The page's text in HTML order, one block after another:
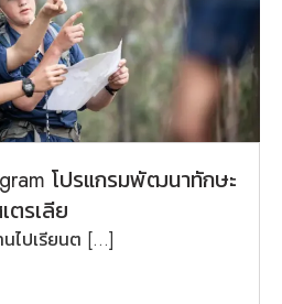
โปรแกรมพัฒนาทักษะ
ตรเลีย
ไปเรียนต […]